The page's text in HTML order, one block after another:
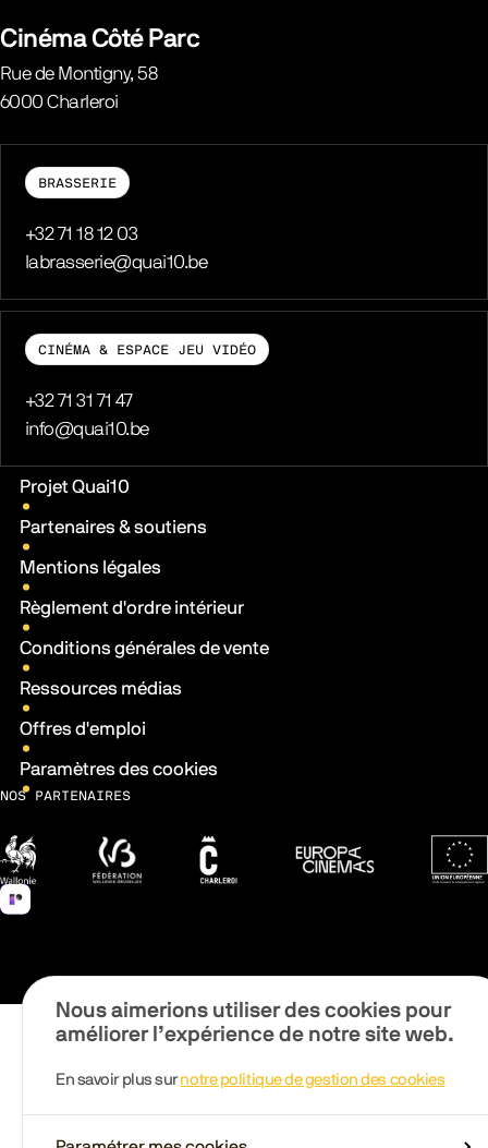
Cinéma Côté Parc
Rue de Montigny, 58
6000 Charleroi
BRASSERIE
Téléphone
+32 71 18 12 03
E-mail
labrasserie@quai10.be
CINÉMA & ESPACE JEU VIDÉO
Téléphone
+32 71 31 71 47
E-mail
info@quai10.be
Liens pratiques
Projet Quai10
Partenaires & soutiens
Mentions légales
Règlement d'ordre intérieur
Conditions générales de vente
Ressources médias
Offres d'emploi
Paramètres des cookies
NOS PARTENAIRES
Wallonie Fédération Wallonie-Bruxelles
Ville de CharleroiEuropa Cinemas
Nous aimerions utiliser des cookies pour
améliorer l’expérience de notre site web.
En savoir plus surnotre politique de gestion des cookies